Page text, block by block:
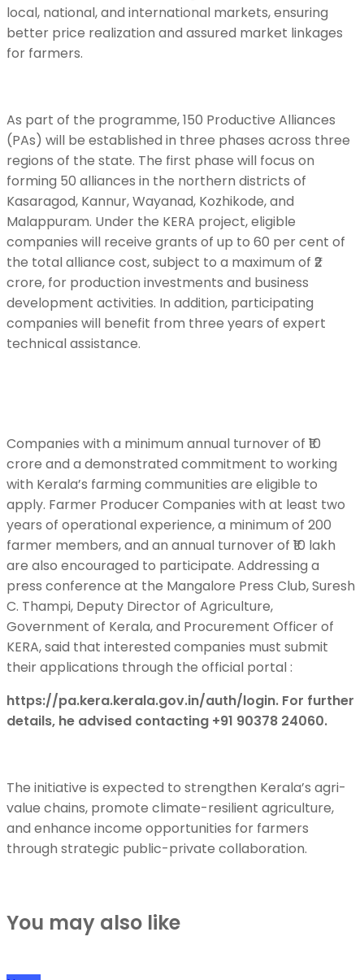
local, national, and international markets, ensuring
better price realization and assured market linkages
for farmers.
As part of the programme, 150 Productive Alliances
(PAs) will be established in three phases across three
regions of the state. The first phase will focus on
forming 50 alliances in the northern districts of
Kasaragod, Kannur, Wayanad, Kozhikode, and
Malappuram. Under the KERA project, eligible
companies will receive grants of up to 60 per cent of
the total alliance cost, subject to a maximum of ₹2
crore, for production investments and business
development activities. In addition, participating
companies will benefit from three years of expert
technical assistance.
Companies with a minimum annual turnover of ₹10
crore and a demonstrated commitment to working
with Kerala’s farming communities are eligible to
apply. Farmer Producer Companies with at least two
years of operational experience, a minimum of 200
farmer members, and an annual turnover of ₹10 lakh
are also encouraged to participate. Addressing a
press conference at the Mangalore Press Club, Suresh
C. Thampi, Deputy Director of Agriculture,
Government of Kerala, and Procurement Officer of
KERA, said that interested companies must submit
their applications through the official portal :
https://pa.kera.kerala.gov.in/auth/login. For further
details, he advised contacting +91 90378 24060.
The initiative is expected to strengthen Kerala’s agri-
value chains, promote climate-resilient agriculture,
and enhance income opportunities for farmers
through strategic public-private collaboration.
You may also like